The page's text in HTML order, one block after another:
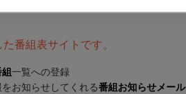
番組表サイトです。
一覧への登録
お知らせしてくれる番組お知らせメール